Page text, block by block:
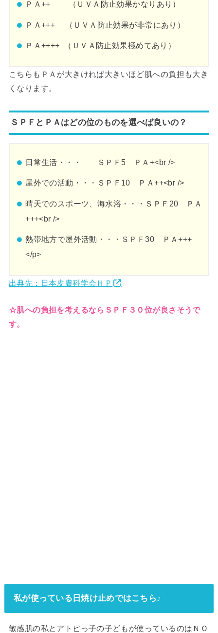
ＰＡ++ （ＵＶＡ防止効果かなりあり）
ＰＡ+++ （ＵＶＡ防止効果が非常にあり）
ＰＡ++++ （ＵＶＡ防止効果極めてあり）
こちらもＰＡが大きければ大きいほど肌への負担も大き
くなります。
ＳＰＦとＰＡはどの位のものを選べば良いの？
日常生活・・・ ＳＰＦ5 ＰＡ+<br />
屋外での活動・・・ＳＰＦ10 ＰＡ++<br />
晴天でのスポーツ、海水浴・・・ＳＰＦ20 ＰＡ
+++<br />
熱帯地方で屋外活動・・・ＳＰＦ30 ＰＡ+++
</p>
出典先：日本皮膚科学会ＨＰ
☆肌への負担を考えるならＳＰＦ３０位が良さそうで
す。
私が使っている日焼け止めではこちら♪
敏感肌の私とアトピっ子の子どもが使っているのはＮＯ